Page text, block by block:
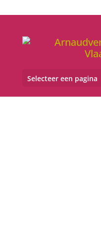
Selecteer een pagina